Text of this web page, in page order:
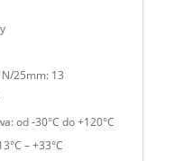
25mm: 13
od -30°C do +120°C
– +33°C